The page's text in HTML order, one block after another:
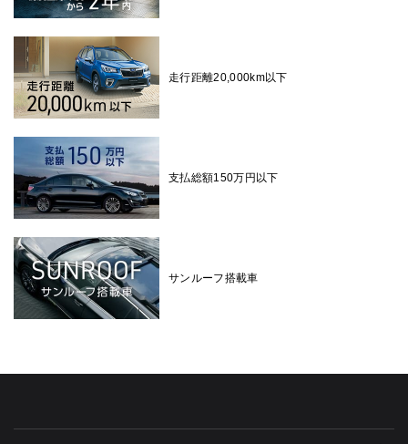
走行距離20,000km以下
支払総額150万円以下
サンルーフ搭載車